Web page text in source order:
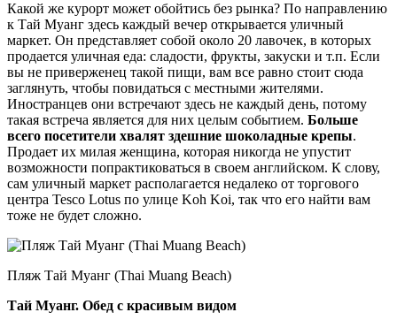
Какой же курорт может обойтись без рынка? По направлению
к Тай Муанг здесь каждый вечер открывается уличный
маркет. Он представляет собой около 20 лавочек, в которых
продается уличная еда: сладости, фрукты, закуски и т.п. Если
вы не приверженец такой пищи, вам все равно стоит сюда
заглянуть, чтобы повидаться с местными жителями.
Иностранцев они встречают здесь не каждый день, потому
такая встреча является для них целым событием. Больше
всего посетители хвалят здешние шоколадные крепы.
Продает их милая женщина, которая никогда не упустит
возможности попрактиковаться в своем английском. К слову,
сам уличный маркет располагается недалеко от торгового
центра Tesco Lotus по улице Koh Koi, так что его найти вам
тоже не будет сложно.
Пляж Тай Муанг (Thai Muang Beach)
Тай Муанг. Обед с красивым видом